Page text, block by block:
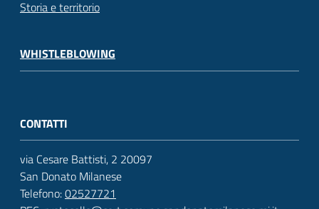
Storia e territorio
WHISTLEBLOWING
CONTATTI
via Cesare Battisti, 2 20097
San Donato Milanese
Telefono:02527721